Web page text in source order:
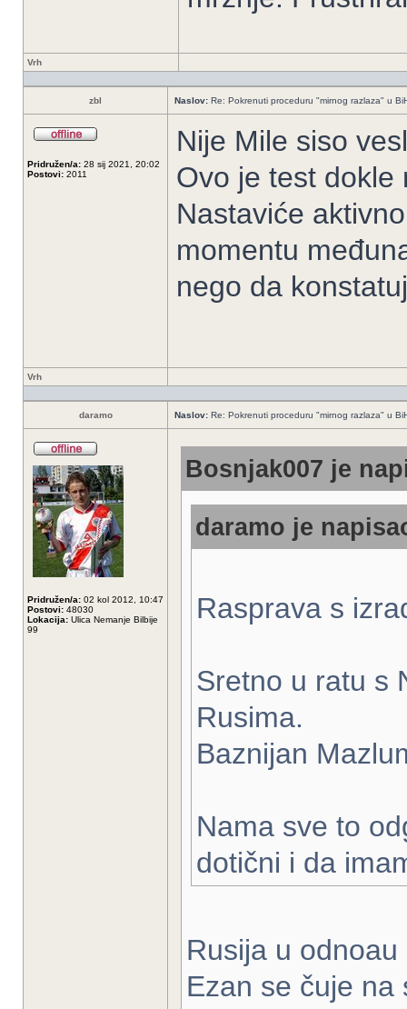
Vrh
zbl Naslov: Re: Pokrenuti proceduru "mirnog razlaza" u
Pridružen/a: 28 sij 2021, 20:02
Postovi: 2011
Nije Mile siso
Ovo je test dokle
Nastaviće
momentu
nego da
Vrh
daramo Naslov: Re: Pokrenuti proceduru "mirnog razlaza" u
Pridružen/a: 02 kol 2012, 10:47
Postovi: 48030
Lokacija: Ulica Nemanje Bilbije
99
Bosnjak007 je
daramo je
Rasprava s
Sretno u ratu s
Rusima.
Baznijan
Nama sve to
dotični i da
Rusija u
Ezan se čuje na